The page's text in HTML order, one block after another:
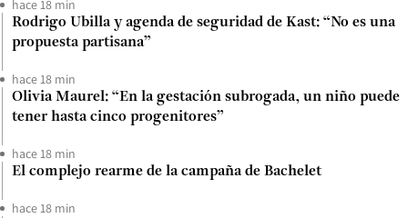
hace 18 min
Rodrigo Ubilla y agenda de seguridad de Kast: “No es una
propuesta partisana”
hace 18 min
Olivia Maurel: “En la gestación subrogada, un niño puede
tener hasta cinco progenitores”
hace 18 min
El complejo rearme de la campaña de Bachelet
hace 18 min